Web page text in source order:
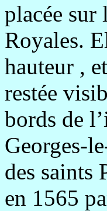
placée sur
Royales.
hauteur ,
restée
bords de
Georges-
des saints
en 1565